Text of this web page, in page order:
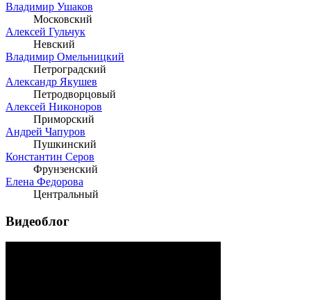
Владимир Ушаков
Московский
Алексей Гульчук
Невский
Владимир Омельницкий
Петроградский
Александр Якушев
Петродворцовый
Алексей Никоноров
Приморский
Андрей Чапуров
Пушкинский
Константин Серов
Фрунзенский
Елена Федорова
Центральный
Видеоблог